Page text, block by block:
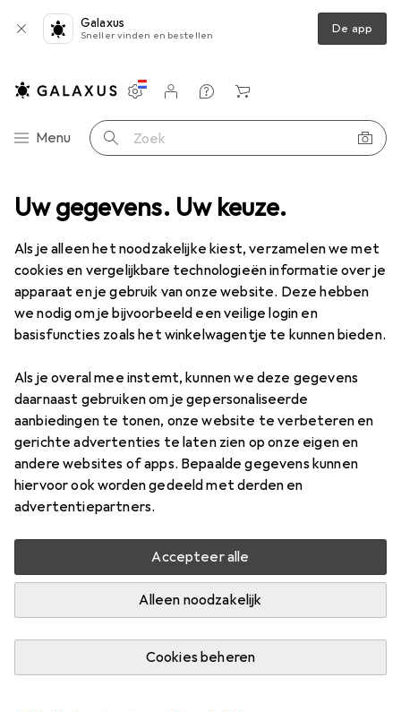
Uw gegevens. Uw keuze.
Als je alleen het noodzakelijke kiest, verzamelen we met
cookies en vergelijkbare technologieën informatie over je
apparaat en je gebruik van onze website. Deze hebben
we nodig om je bijvoorbeeld een veilige login en
basisfuncties zoals het winkelwagentje te kunnen bieden.
Als je overal mee instemt, kunnen we deze gegevens
daarnaast gebruiken om je gepersonaliseerde
aanbiedingen te tonen, onze website te verbeteren en
gerichte advertenties te laten zien op onze eigen en
andere websites of apps. Bepaalde gegevens kunnen
hiervoor ook worden gedeeld met derden en
advertentiepartners.
Accepteer alle
Alleen noodzakelijk
Cookies beheren
Galaxus
Sneller vinden en bestellen De app
Categorie navigatie
Menu Zoek op
Instellingen
Klantenaccount
Produktvergelijking
Verlanglijstje
Winkelmandje
kinderen Speelwinkel accessoires Tanner winkel accessoires
2 afbeeldingen
KWANTUMKORTING
Tannerwinkel accessoires
Prijs in EUR inclusief BTW
EUR
6,38 EUR
2,12
1
Waarderingscijfers
Levering tussen za, 15-8 en di, 18-8
Meer dan 10 stuk op voorraad bij leverancier
per eenheid
per eenheid